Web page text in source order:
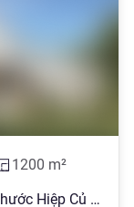
1200 m²
VILLA nghỉ Dưỡng 1200m2 có x tỷ x Phước Hiệp Củ Chi TPHCM